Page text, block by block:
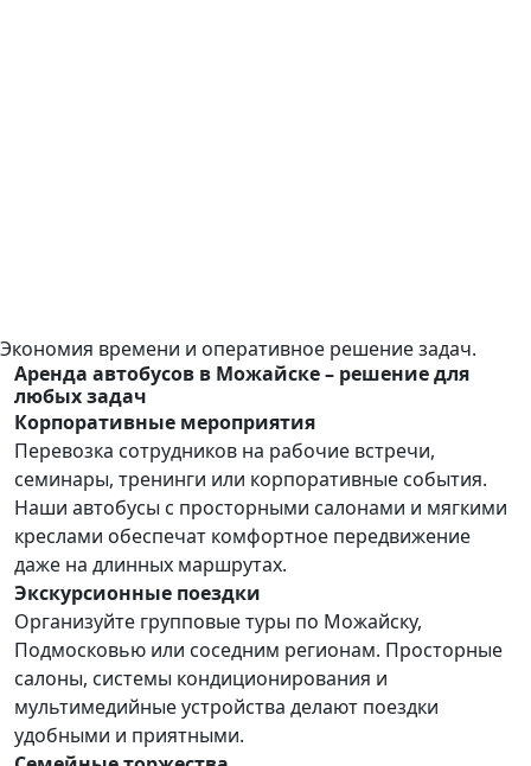
Экономия времени и оперативное решение задач.
Аренда автобусов в Можайске – решение для
любых задач
Корпоративные мероприятия
Перевозка сотрудников на рабочие встречи,
семинары, тренинги или корпоративные события.
Наши автобусы с просторными салонами и мягкими
креслами обеспечат комфортное передвижение
даже на длинных маршрутах.
Экскурсионные поездки
Организуйте групповые туры по Можайску,
Подмосковью или соседним регионам. Просторные
салоны, системы кондиционирования и
мультимедийные устройства делают поездки
удобными и приятными.